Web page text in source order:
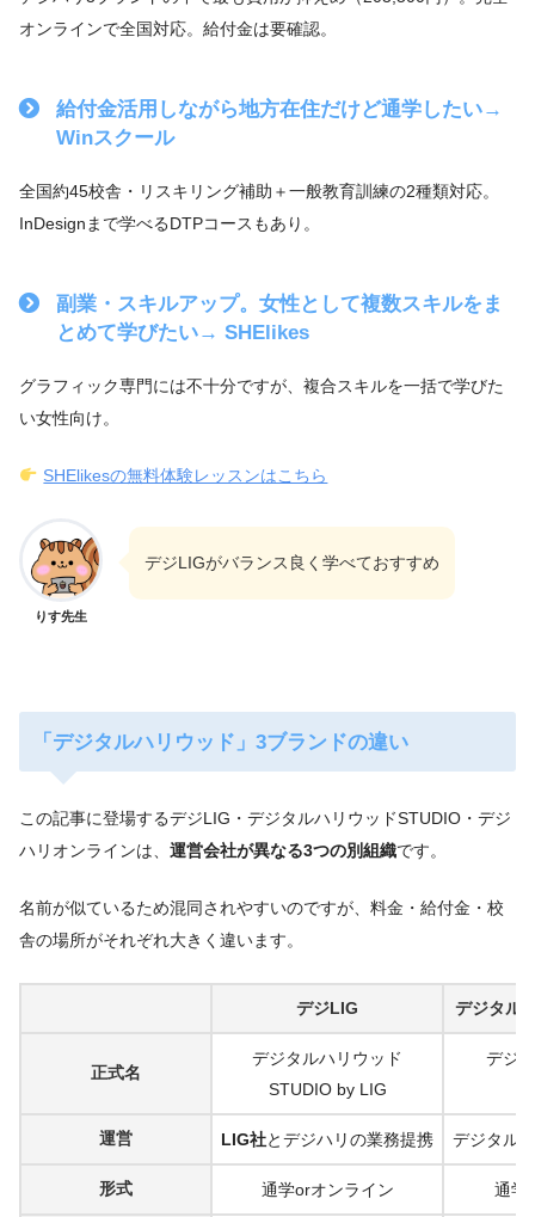
オンラインで全国対応。給付金は要確認。
給付金活用しながら地方在住だけど通学したい→
Winスクール
全国約45校舎・リスキリング補助＋一般教育訓練の2種類対応。
InDesignまで学べるDTPコースもあり。
副業・スキルアップ。女性として複数スキルをま
とめて学びたい→ SHElikes
グラフィック専門には不十分ですが、複合スキルを一括で学びた
い女性向け。
SHElikesの無料体験レッスンはこちら
りす先生
デジLIGがバランス良く学べておすすめ
「デジタルハリウッド」3ブランドの違い
この記事に登場するデジLIG・デジタルハリウッドSTUDIO・デジ
ハリオンラインは、 運営会社が異なる3つの別組織です。
名前が似ているため混同されやすいのですが、料金・給付金・校
舎の場所がそれぞれ大きく違います。
デジLIG デジタル
正式名
デジタルハリウッド
STUDIO by LIG
デジ
運営 LIG社とデジハリの業務提携 デジタル
形式 通学orオンライン 通学